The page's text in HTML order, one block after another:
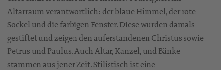
Altarraum verantwortlich: der blaue Himmel, der rote
Sockel und die farbigen Fenster. Diese wurden damals
gestiftet und zeigen den auferstandenen Christus sowie
Petrus und Paulus. Auch Altar, Kanzel, und Bänke
stammen aus jener Zeit. Stilistisch ist eine